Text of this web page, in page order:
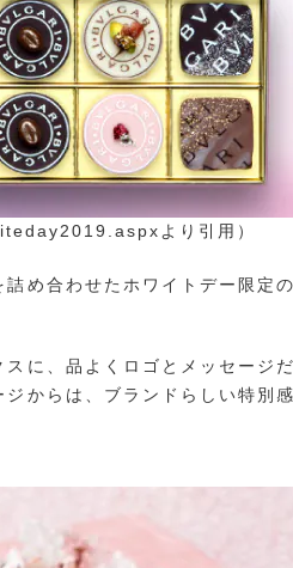
より引用）
め合わせたホワイトデー限定
に、品よくロゴとメッセージ
からは、ブランドらしい特別